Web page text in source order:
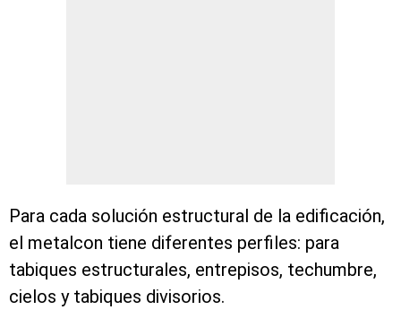
Para cada solución estructural de la edificación,
el metalcon tiene diferentes perfiles: para
tabiques estructurales, entrepisos, techumbre,
cielos y tabiques divisorios.